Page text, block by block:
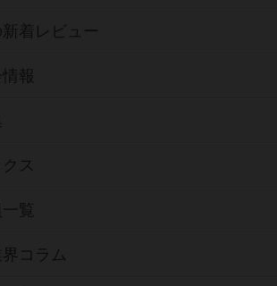
着レビュー
報
ス
覧
コラム